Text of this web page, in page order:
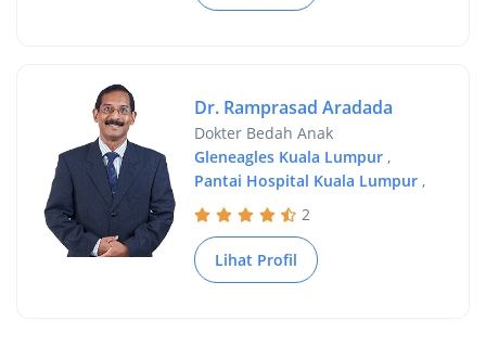
Dr. Ramprasad Aradada
Dokter Bedah Anak
Gleneagles Kuala Lumpur,
Pantai Hospital Kuala Lumpur,
2
Lihat Profil